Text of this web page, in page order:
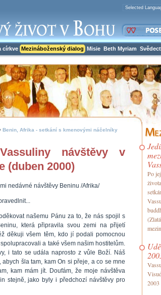
církve Mezináboženský dialog Misie Beth Myriam
Benin, Afrika - setkání s kmenovými náčelníky
návštěvy v
(duben 2000)
nedávné návštěvy Beninu /Afrika/
našemu Pánu za to, že nás spojil s
která připravila svou zemi na přijetí
děkuji všem těm, kdo jí podali pomocnou
a také všem našim hostitelům.
i tato se udála naprosto z vůle Boží. Náš
šla tam, kam On si přeje, a co se mne
kam mám jít. Doufám, že moje návštěva
stejně, jako byly i předchozí návštěvy pro
Po
2003